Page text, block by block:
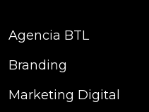
Agencia BTL
Branding
Marketing Digital